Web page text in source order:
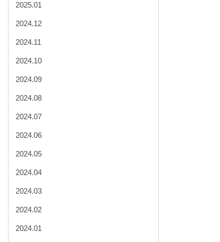
2025.01
2024.12
2024.11
2024.10
2024.09
2024.08
2024.07
2024.06
2024.05
2024.04
2024.03
2024.02
2024.01